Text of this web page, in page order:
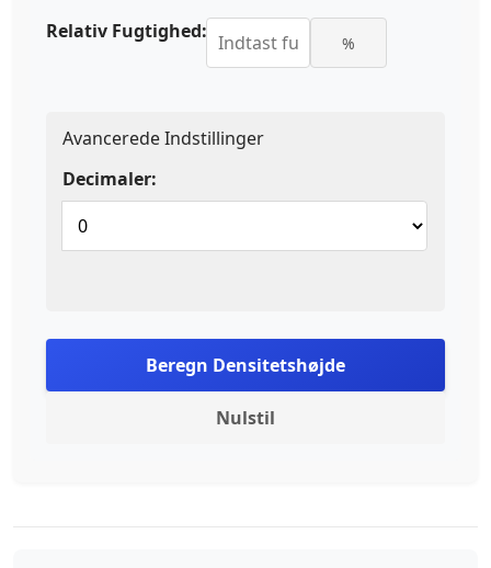
Relativ Fugtighed: %
Avancerede Indstillinger
Decimaler:
Beregn Densitetshøjde
Nulstil